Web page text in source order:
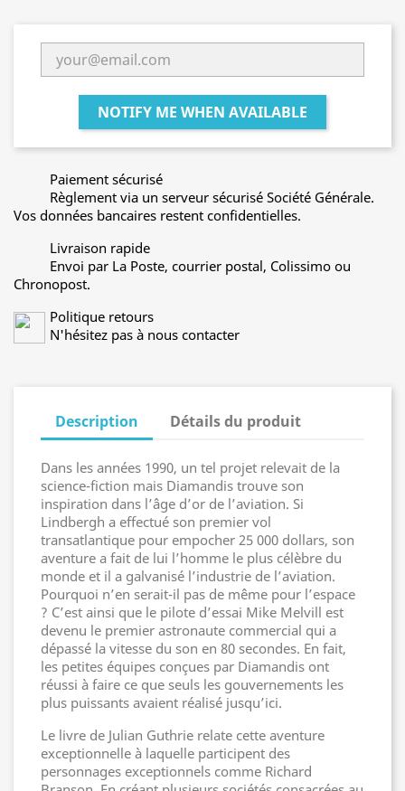
NOTIFY ME WHEN AVAILABLE
Paiement sécurisé
Règlement via un serveur sécurisé Société Générale.
Vos données bancaires restent confidentielles.
Livraison rapide
Envoi par La Poste, courrier postal, Colissimo ou
Chronopost.
Politique retours
N'hésitez pas à nous contacter
Description Détails du produit
Dans les années 1990, un tel projet relevait de la
science-fiction mais Diamandis trouve son
inspiration dans l’âge d’or de l’aviation. Si
Lindbergh a effectué son premier vol
transatlantique pour empocher 25 000 dollars, son
aventure a fait de lui l’homme le plus célèbre du
monde et il a galvanisé l’industrie de l’aviation.
Pourquoi n’en serait-il pas de même pour l’espace
? C’est ainsi que le pilote d’essai Mike Melvill est
devenu le premier astronaute commercial qui a
dépassé la vitesse du son en 80 secondes. En fait,
les petites équipes conçues par Diamandis ont
réussi à faire ce que seuls les gouvernements les
plus puissants avaient réalisé jusqu’ici.
Le livre de Julian Guthrie relate cette aventure
exceptionnelle à laquelle participent des
personnages exceptionnels comme Richard